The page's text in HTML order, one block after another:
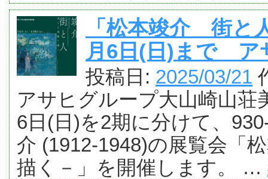
「松本竣介 街と
月6日(日)まで ア
投稿日: 2025/03/21
アサヒグループ大山崎山荘
6日(日)を2期に分けて、
介 (1912-1948)の展覧会
描く－」を開催します。 …